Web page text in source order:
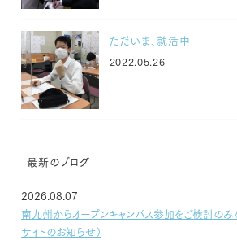
ただいま、就活中
2022.05.26
最新のブログ
2026.08.07
南九州からオープンキャンパス参加をご検討のみ
サイトのお知らせ）